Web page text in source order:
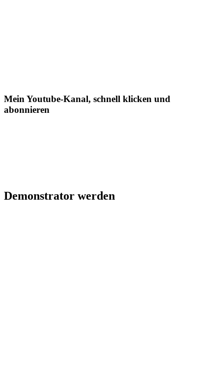
Mein Youtube-Kanal, schnell klicken und
abonnieren
Demonstrator werden